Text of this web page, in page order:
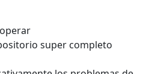
super completo